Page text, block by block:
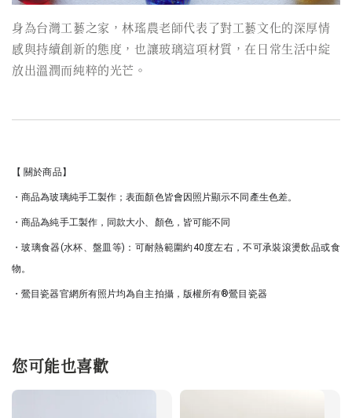
身為台灣工藝之家，林瑤農老師代表了對工藝文化的深厚情
感與持續創新的態度，也讓玻璃這項材質，在日常生活中綻
放出溫潤而純粹的光芒。
【 關於商品】
・商品為玻璃純手工製作；表面顏色皆會因照片顯示不同產生色差。
・商品為純手工製作，同款大小、顏色，皆可能不同
・玻璃食器(水杯、盤皿等)：可耐熱範圍約40度左右，不可承裝滾燙飲品或食
物。
・鶯目瓷器官網所有照片均為自主拍攝，版權所有®鶯目瓷器
您可能也喜歡